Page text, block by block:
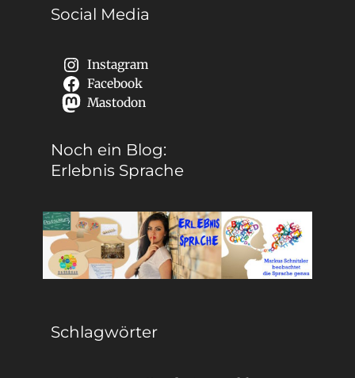
Social Media
Instagram
Facebook
Mastodon
Noch ein Blog:
Erlebnis Sprache
Schlagwörter